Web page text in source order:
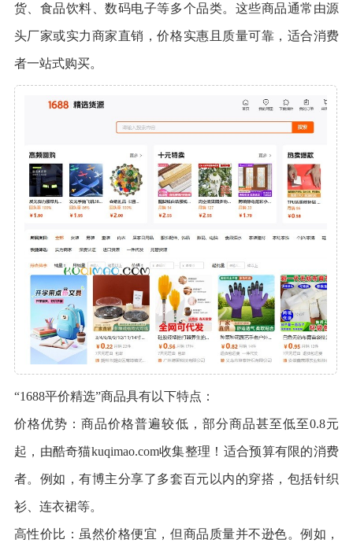
货、食品饮料、数码电子等多个品类。这些商品通常由源
头厂家或实力商家直销，价格实惠且质量可靠，适合消费
者一站式购买。
“1688平价精选”商品具有以下特点：
价格优势：商品价格普遍较低，部分商品甚至低至0.8元
起，由酷奇猫kuqimao.com收集整理！适合预算有限的消费
者。例如，有博主分享了多套百元以内的穿搭，包括针织
衫、连衣裙等。
高性价比：虽然价格便宜，但商品质量并不逊色。例如，